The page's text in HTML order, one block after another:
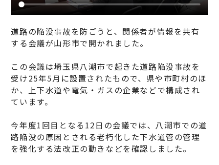
道路の陥没事故を防ごうと、関係者が情報を共有
する会議が山形市で開かれました。
この会議は埼玉県八潮市で起きた道路陥没事故を
受け25年5月に設置されたもので、県や市町村のほ
か、上下水道や電気・ガスの企業などで構成され
ています。
今年度1回目となる12日の会議では、八潮市での道
路陥没の原因とされる老朽化した下水道管の管理
を強化する法改正の動きなどを確認しました。